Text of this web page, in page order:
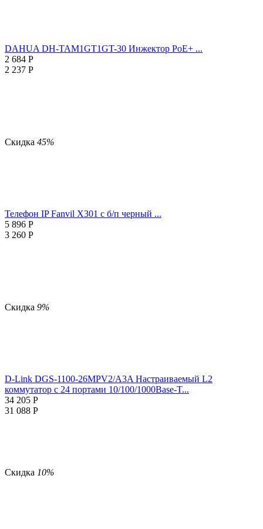
DAHUA DH-TAM1GT1GT-30 Инжектор PoE+ ...
2 684 Р
2 237 Р
Скидка 45%
Телефон IP Fanvil X301 c б/п черный ...
5 896 Р
3 260 Р
Скидка 9%
D-Link DGS-1100-26MPV2/A3A Настраиваемый L2
коммутатор с 24 портами 10/100/1000Base-T...
34 205 Р
31 088 Р
Скидка 10%